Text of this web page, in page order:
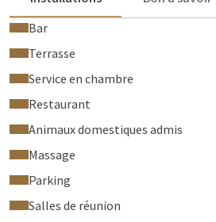
Bar
Terrasse
Service en chambre
Restaurant
Animaux domestiques admis
Massage
Parking
Salles de réunion